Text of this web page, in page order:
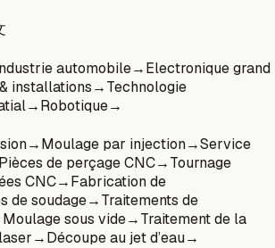
automobile→Electronique grand
installations→Technologie
→Robotique→
→Moulage par injection→Service
Pièces de perçage CNC→Tournage
CNC→Fabrication de
de soudage→Traitements de
Moulage sous vide→Traitement de la
→Découpe au jet d’eau→